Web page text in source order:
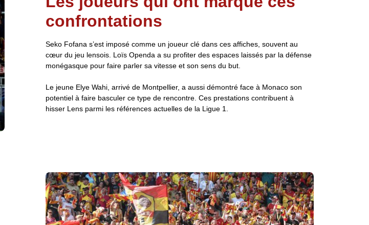
confrontations
Seko Fofana s’est imposé comme un joueur clé dans ces affiches, souvent au
cœur du jeu lensois. Loïs Openda a su profiter des espaces laissés par la défense
monégasque pour faire parler sa vitesse et son sens du but.
Le jeune Elye Wahi, arrivé de Montpellier, a aussi démontré face à Monaco son
potentiel à faire basculer ce type de rencontre. Ces prestations contribuent à
hisser Lens parmi les références actuelles de la Ligue 1.